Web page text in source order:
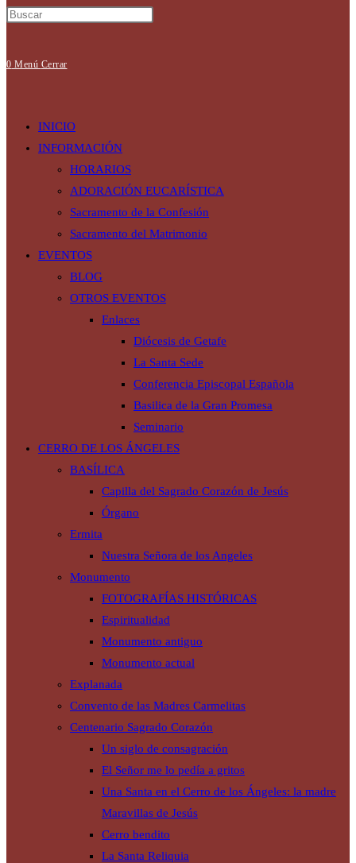
0 Menú Cerrar
INICIO
INFORMACIÓN
HORARIOS
ADORACIÓN EUCARÍSTICA
Sacramento de la Confesión
Sacramento del Matrimonio
EVENTOS
BLOG
OTROS EVENTOS
Enlaces
Diócesis de Getafe
La Santa Sede
Conferencia Episcopal Española
Basilica de la Gran Promesa
Seminario
CERRO DE LOS ÁNGELES
BASÍLICA
Capilla del Sagrado Corazón de Jesús
Órgano
Ermita
Nuestra Señora de los Angeles
Monumento
FOTOGRAFÍAS HISTÓRICAS
Espiritualidad
Monumento antiguo
Monumento actual
Explanada
Convento de las Madres Carmelitas
Centenario Sagrado Corazón
Un siglo de consagración
El Señor me lo pedía a gritos
Una Santa en el Cerro de los Ángeles: la madre
Maravillas de Jesús
Cerro bendito
La Santa Reliquia